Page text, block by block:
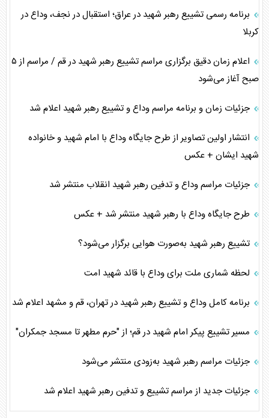
برنامه رسمی تشییع رهبر شهید در عراق؛ استقبال در نجف، وداع در
کربلا
اعلام زمان دقیق برگزاری مراسم تشییع رهبر شهید در قم / مراسم از ۵
صبح آغاز می‌شود
جزئیات زمان و برنامه مراسم وداع و تشییع رهبر شهید اعلام شد
انتشار اولین تصاویر از طرح جایگاه وداع با امام شهید و خانواده
شهید ایشان + عکس
جزئیات مراسم وداع و تدفین رهبر شهید انقلاب منتشر شد
طرح جایگاه وداع با رهبر شهید منتشر شد + عکس
تشییع رهبر شهید به‌صورت هوایی برگزار می‌شود؟
لحظه شماری ملت برای وداع با قائد شهید امت
برنامه کامل وداع و تشییع رهبر شهید در تهران، قم و مشهد اعلام شد
مسیر تشییع پیکر امام شهید در قم؛ از "حرم مطهر تا مسجد جمکران"
جزئیات مراسم رهبر شهید به‌زودی منتشر می‌شود
جزئیات جدید از مراسم تشییع و تدفین رهبر شهید اعلام شد